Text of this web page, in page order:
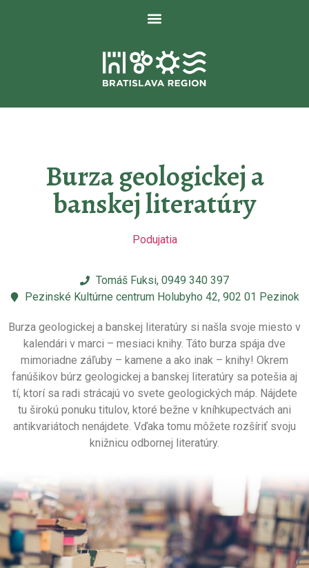
Burza geologickej a
banskej literatúry
Podujatia
Tomáš Fuksi, 0949 340 397
Pezinské Kultúrne centrum Holubyho 42, 902 01 Pezinok
Burza geologickej a banskej literatúry si našla svoje miesto v
kalendári v marci – mesiaci knihy. Táto burza spája dve
mimoriadne záľuby – kamene a ako inak – knihy! Okrem
fanúšikov búrz geologickej a banskej literatúry sa potešia aj
tí, ktorí sa radi strácajú vo svete geologických máp. Nájdete
tu širokú ponuku titulov, ktoré bežne v kníhkupectvách ani
antikvariátoch nenájdete. Vďaka tomu môžete rozšíriť svoju
knižnicu odbornej literatúry.